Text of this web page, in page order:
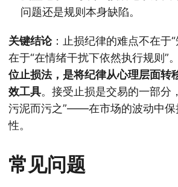
问题还是规则本身缺陷。
关键结论：止损纪律的难点不在于
在于“在情绪干扰下依然执行规则”。
位止损法，是将纪律从心理层面转
效工具。接受止损是交易的一部分
污泥而污之”——在市场的波动中保
性。
常见问题